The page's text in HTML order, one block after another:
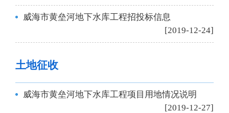
威海市黄垒河地下水库工程招投标信息
[2019-12-24]
土地征收
威海市黄垒河地下水库工程项目用地情况说明
[2019-12-27]